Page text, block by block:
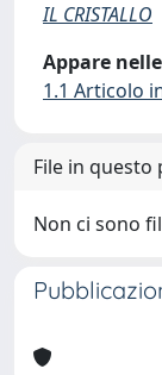
IL CRISTALLO
Appare
1.1 Articolo
File in
Non ci sono